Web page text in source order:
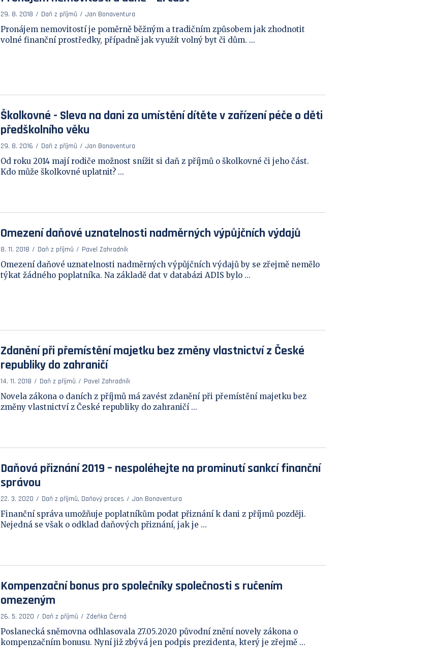
29. 8. 2018 Daň z příjmů Jan Bonaventura
Pronájem nemovitostí je poměrně běžným a tradičním způsobem jak zhodnotit
volné finanční prostředky, případně jak využít volný byt či dům. ...
Školkovné - Sleva na dani za umístění dítěte v zařízení péče o děti
předškolního věku
29. 8. 2016 Daň z příjmů Jan Bonaventura
Od roku 2014 mají rodiče možnost snížit si daň z příjmů o školkovné či jeho část.
Kdo může školkovné uplatnit? ...
Omezení daňové uznatelnosti nadměrných výpůjčních výdajů
8. 11. 2018 Daň z příjmů Pavel Zahradník
Omezení daňové uznatelnosti nadměrných výpůjčních výdajů by se zřejmě nemělo
týkat žádného poplatníka. Na základě dat v databázi ADIS bylo ...
Zdanění při přemístění majetku bez změny vlastnictví z České
republiky do zahraničí
14. 11. 2018 Daň z příjmů Pavel Zahradník
Novela zákona o daních z příjmů má zavést zdanění při přemístění majetku bez
změny vlastnictví z České republiky do zahraničí ...
Daňová přiznání 2019 – nespoléhejte na prominutí sankcí finanční
správou
22. 3. 2020 Daň z příjmů, Daňový proces Jan Bonaventura
Finanční správa umožňuje poplatníkům podat přiznání k dani z příjmů později.
Nejedná se však o odklad daňových přiznání, jak je ...
Kompenzační bonus pro společníky společnosti s ručením
omezeným
26. 5. 2020 Daň z příjmů Zdeňka Černá
Poslanecká sněmovna odhlasovala 27.05.2020 původní znění novely zákona o
kompenzačním bonusu. Nyní již zbývá jen podpis prezidenta, který je zřejmě ...